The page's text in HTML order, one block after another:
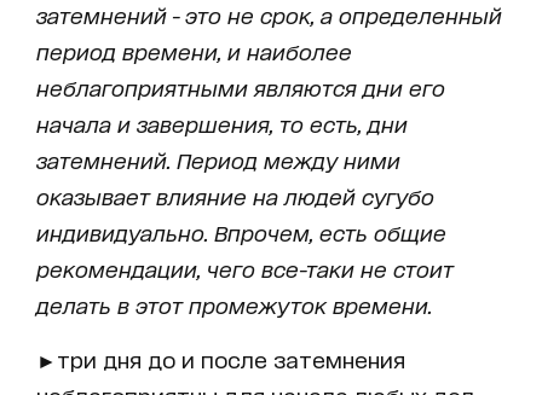
затемнений - это не срок, а определенный
период времени, и наиболее
неблагоприятными являются дни его
начала и завершения, то есть, дни
затемнений. Период между ними
оказывает влияние на людей сугубо
индивидуально. Впрочем, есть общие
рекомендации, чего все-таки не стоит
делать в этот промежуток времени.
►три дня до и после затемнения